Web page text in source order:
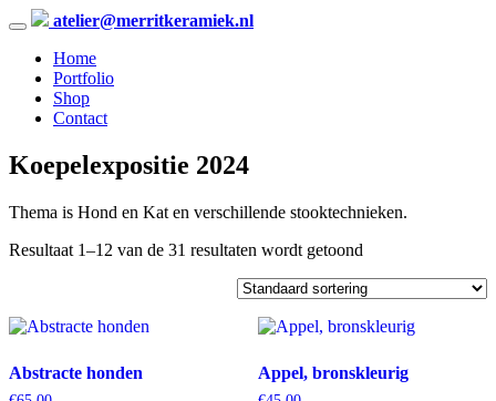
atelier@merritkeramiek.nl
Home
Portfolio
Shop
Contact
Koepelexpositie 2024
Thema is Hond en Kat en verschillende stooktechnieken.
Resultaat 1–12 van de 31 resultaten wordt getoond
Abstracte honden Appel, bronskleurig